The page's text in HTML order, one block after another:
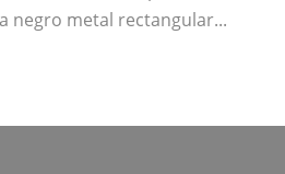
negro metal rectangular...